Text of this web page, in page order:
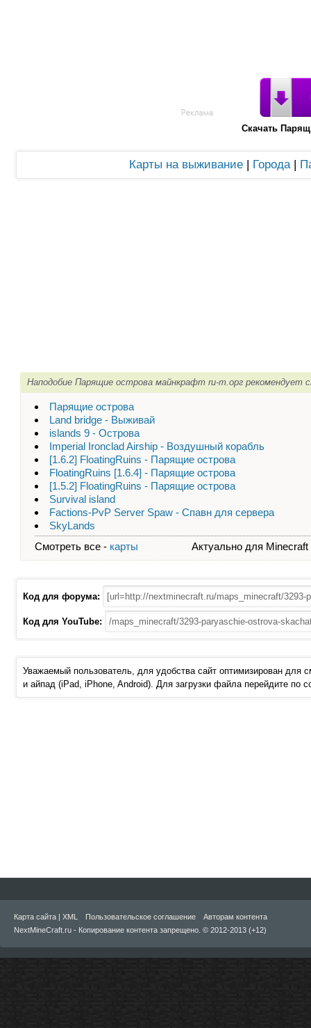
Скачать
Карты на выживание| Города|
Наподобие Парящие острова майнкрафт ru-m.орг рекомендует
Парящие острова
Land bridge - Выживай
islands 9 - Острова
Imperial Ironclad Airship - Воздушный корабль
[1.6.2] FloatingRuins - Парящие острова
FloatingRuins [1.6.4] - Парящие острова
[1.5.2] FloatingRuins - Парящие острова
Survival island
Factions-PvP Server Spaw - Спавн для сервера
SkyLands
Смотреть все - карты Актуально для
Код для форума:
Код для YouTube:
Уважаемый пользователь, для удобства сайт оптимизирован для
и айпад (iPad, iPhone, Android). Для загрузки файла перейдите по
Карта сайта | XML Пользовательское соглашение
Авторам контента
NextMineCraft.ru - Копирование контента запрещено. © 2012-2013 (+12)